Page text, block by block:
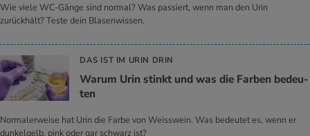
Wie viele WC-Gänge sind normal? Was passiert, wenn man den Urin
zurückhält? Teste dein Blasenwissen.
DAS IST IM URIN DRIN
Warum Urin stinkt und was die Far­ben be­deu­
ten
Normalerweise hat Urin die Farbe von Weisswein. Was bedeutet es, wenn er
dunkelgelb, pink oder gar schwarz ist?